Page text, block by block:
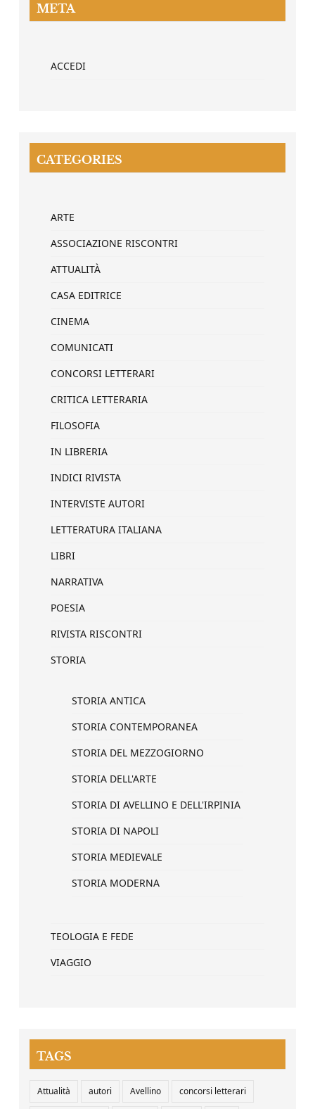
META
ACCEDI
CATEGORIES
ARTE
ASSOCIAZIONE RISCONTRI
ATTUALITÀ
CASA EDITRICE
CINEMA
COMUNICATI
CONCORSI LETTERARI
CRITICA LETTERARIA
FILOSOFIA
IN LIBRERIA
INDICI RIVISTA
INTERVISTE AUTORI
LETTERATURA ITALIANA
LIBRI
NARRATIVA
POESIA
RIVISTA RISCONTRI
STORIA
STORIA ANTICA
STORIA CONTEMPORANEA
STORIA DEL MEZZOGIORNO
STORIA DELL'ARTE
STORIA DI AVELLINO E DELL'IRPINIA
STORIA DI NAPOLI
STORIA MEDIEVALE
STORIA MODERNA
TEOLOGIA E FEDE
VIAGGIO
TAGS
Attualità autori Avellino concorsi letterari